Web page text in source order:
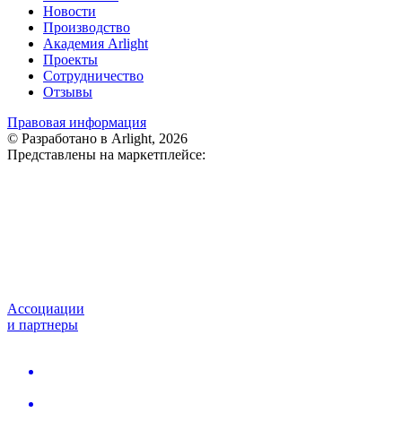
Новости
Производство
Академия Arlight
Проекты
Сотрудничество
Отзывы
Правовая информация
© Разработано в Arlight, 2026
Представлены на маркетплейсе:
Ассоциации
и партнеры